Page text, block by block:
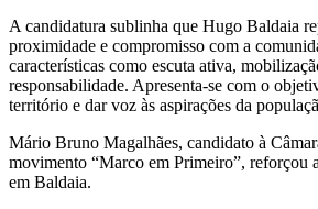
A candidatura sublinha que Hugo Baldaia
proximidade e compromisso com a
características como escuta ativa,
responsabilidade. Apresenta-se com o
território e dar voz às aspirações da
Mário Bruno Magalhães, candidato à
movimento “Marco em Primeiro”, reforçou
em Baldaia.